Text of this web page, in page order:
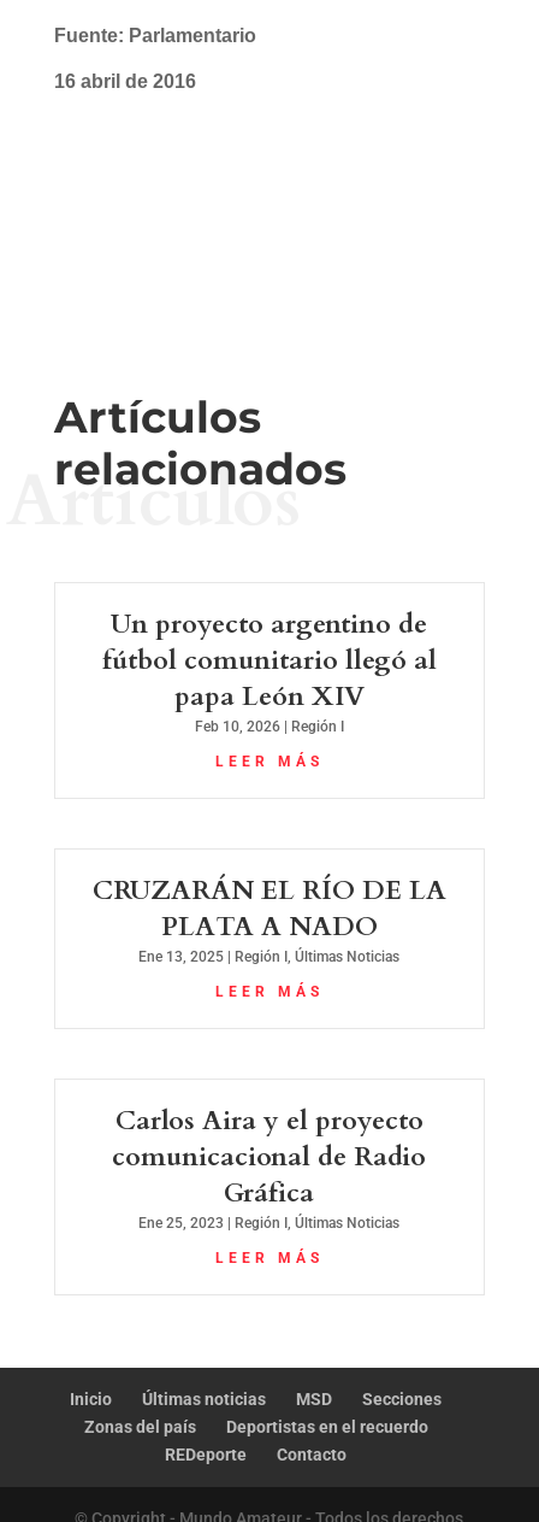
Fuente: Parlamentario
16 abril de 2016
Artículos
relacionados
Artículos
Un proyecto argentino de
fútbol comunitario llegó al
papa León XIV
Feb 10, 2026| Región I
LEER MÁS
CRUZARÁN EL RÍO DE LA
PLATA A NADO
Ene 13, 2025 Región I,Últimas Noticias
LEER MÁS
Carlos Aira y el proyecto
comunicacional de Radio
Gráfica
Ene 25, 2023 Región I,Últimas Noticias
LEER MÁS
Inicio Últimas noticias MSD
Secciones
Zonas del país
Deportistas en el recuerdo
REDeporte
Contacto